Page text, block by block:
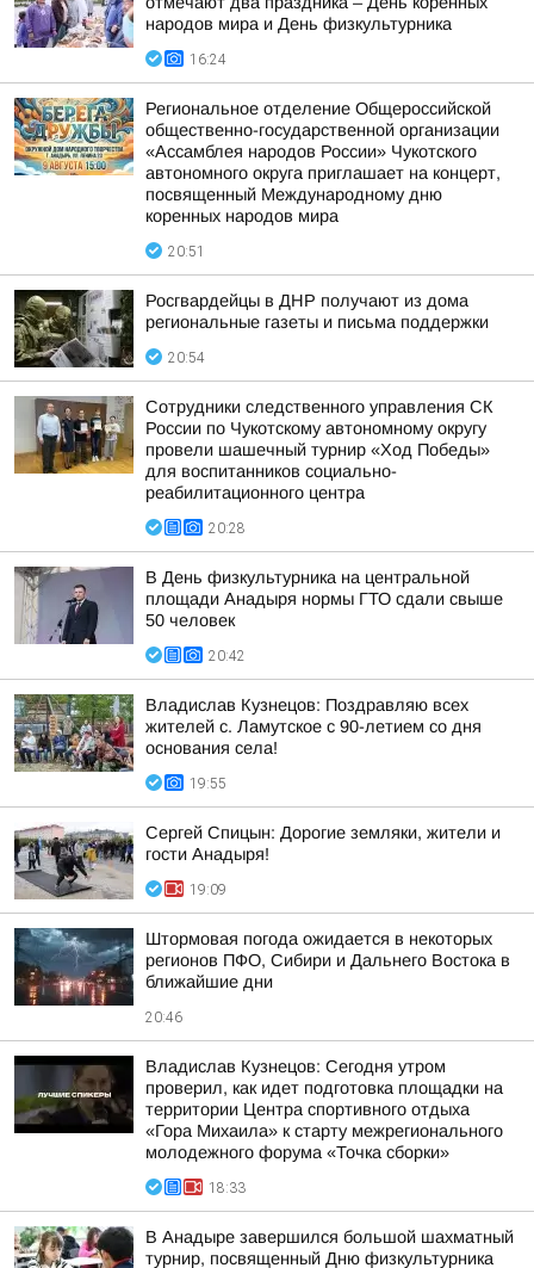
народов мира и День физкультурника
16:24
Региональное отделение Общероссийской
общественно-государственной организации
«Ассамблея народов России» Чукотского
автономного округа приглашает на концерт,
посвященный Международному дню
коренных народов мира
20:51
Росгвардейцы в ДНР получают из дома
региональные газеты и письма поддержки
20:54
Сотрудники следственного управления СК
России по Чукотскому автономному округу
провели шашечный турнир «Ход Победы»
для воспитанников социально-
реабилитационного центра
20:28
В День физкультурника на центральной
площади Анадыря нормы ГТО сдали свыше
50 человек
20:42
Владислав Кузнецов: Поздравляю всех
жителей с. Ламутское с 90-летием со дня
основания села!
19:55
Сергей Спицын: Дорогие земляки, жители и
гости Анадыря!
19:09
Штормовая погода ожидается в некоторых
регионов ПФО, Сибири и Дальнего Востока в
ближайшие дни
20:46
Владислав Кузнецов: Сегодня утром
проверил, как идет подготовка площадки на
территории Центра спортивного отдыха
«Гора Михаила» к старту межрегионального
молодежного форума «Точка сборки»
18:33
В Анадыре завершился большой шахматный
турнир, посвященный Дню физкультурника